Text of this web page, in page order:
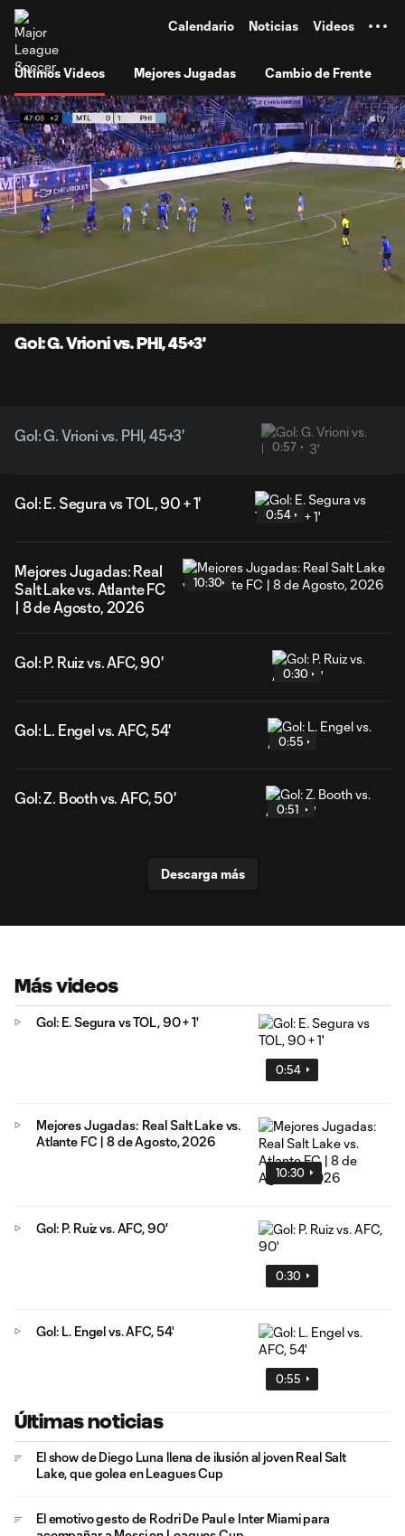
Calendario Noticias Videos
Últimos Videos Mejores Jugadas Cambio de Frente
Time
0:57
Gol: G. Vrioni vs. PHI, 45+3'
Gol: G. Vrioni vs. PHI, 45+3'
0:57
Gol: E. Segura vs TOL, 90 + 1'
0:54
Mejores Jugadas: Real
Salt Lake vs. Atlante FC
| 8 de Agosto, 2026
10:30
Gol: P. Ruiz vs. AFC, 90'
0:30
Gol: L. Engel vs. AFC, 54'
0:55
Gol: Z. Booth vs. AFC, 50'
0:51
Descarga más
Más videos
0:54
Gol: E. Segura vs TOL, 90 + 1'
10:30
Mejores Jugadas: Real Salt Lake vs.
Atlante FC | 8 de Agosto, 2026
0:30
Gol: P. Ruiz vs. AFC, 90'
0:55
Gol: L. Engel vs. AFC, 54'
Últimas noticias
El show de Diego Luna llena de ilusión al joven Real Salt
Lake, que golea en Leagues Cup
El emotivo gesto de Rodri De Paul e Inter Miami para